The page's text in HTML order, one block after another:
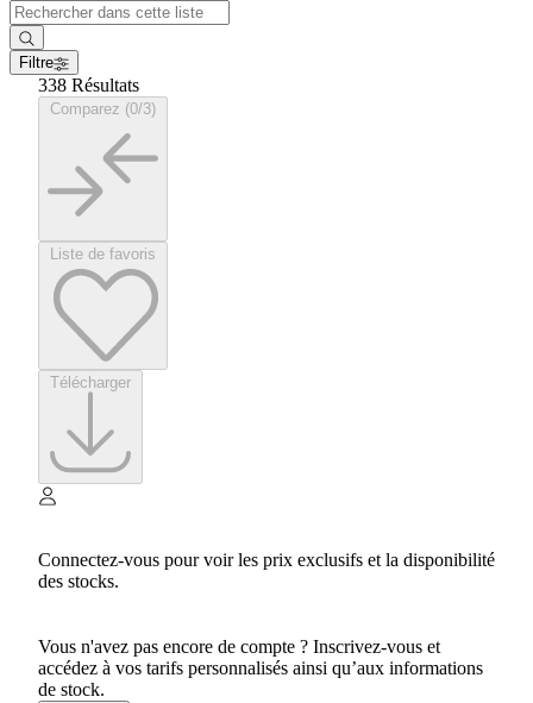
Filtre
338 Résultats
Connectez-vous pour voir les prix exclusifs et la disponibilité
des stocks.
Vous n'avez pas encore de compte ? Inscrivez-vous et
accédez à vos tarifs personnalisés ainsi qu’aux informations
de stock.